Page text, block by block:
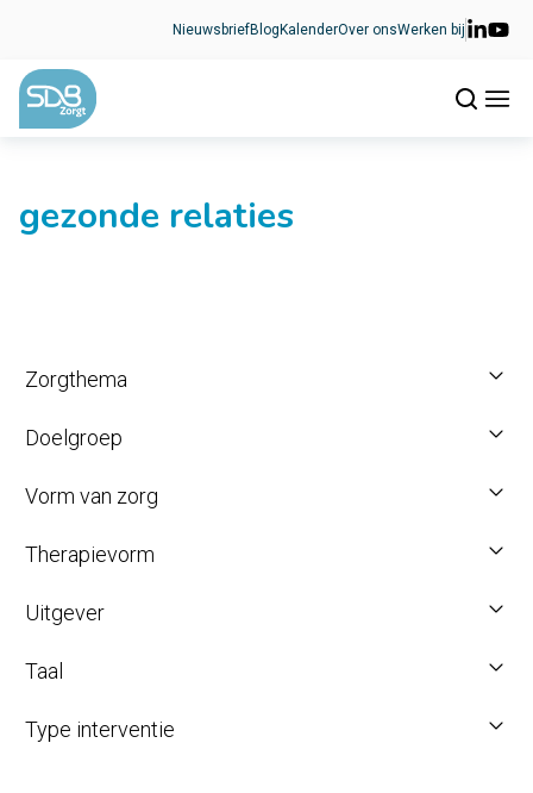
NieuwsbriefBlog KalenderOver onsWerken bij
gezonde relaties
Zorgthema
Doelgroep
Vorm van zorg
Therapievorm
Uitgever
Taal
Type interventie